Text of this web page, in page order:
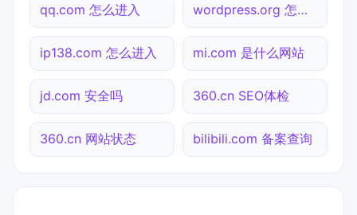
qq.com 怎么进入 wordpress.org 怎么进入
ip138.com 怎么进入 mi.com 是什么网站
jd.com 安全吗 360.cn SEO体检
360.cn 网站状态 bilibili.com 备案查询